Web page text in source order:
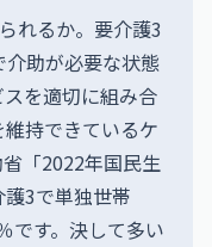
れるか。要介護3
助が必要な状態
を適切に組み合
持できているケ
「2022年国民生
3で単独世帯
です。決して多い